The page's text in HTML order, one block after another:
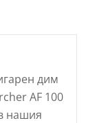
дим
AF 100
нашия